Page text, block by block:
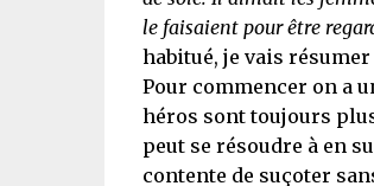
le faisaient pour être
habitué, je vais résumer
Pour commencer on a
héros sont toujours
peut se résoudre à en
contente de suçoter